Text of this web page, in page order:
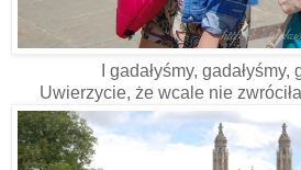
I gadałyśmy, gadałyśmy,
Uwierzycie, że wcale nie